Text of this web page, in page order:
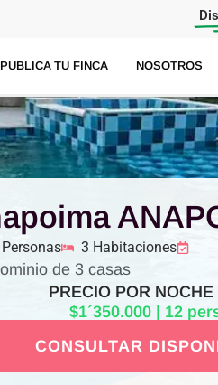
PUBLICA TU FINCA NOSOTROS
3 Habitaciones
de 3 casas
PRECIO POR NOCHE
$1´350.000 | 12
CONSULTAR